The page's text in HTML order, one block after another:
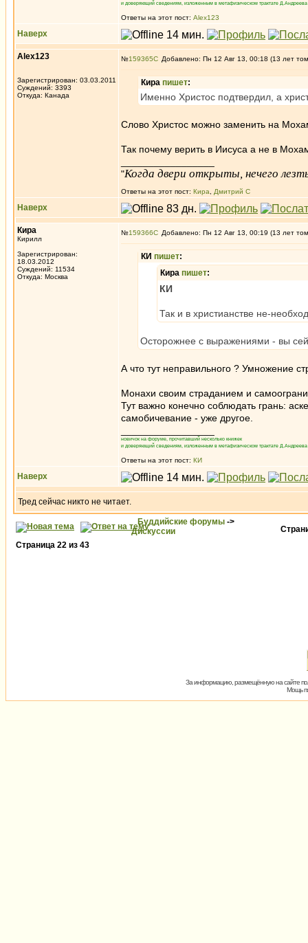
и доверяющий сведениям, изложенным в метафизическом трактате
Ответы на этот пост: Alex123
Наверх
Alex123
Зарегистрирован: 03.03.2011
Суждений: 3393
Откуда: Канада
№159365 Добавлено: Пн 12 Авг 13, 00:18 (13 лет
Кира пишет:
Именно Христос подтвердил, а
Слово Христос можно заменить на
Так почему верить в Иисуса а не в
"Когда двери открыты, нечего
Ответы на этот пост: Кира Дмитрий С
Наверх
Кира
Кирилл
Зарегистрирован:
18.03.2012
Суждений: 11534
Откуда: Москва
№159366 Добавлено: Пн 12 Авг 13, 00:19 (13 лет
КИ пишет:
Кира пишет:
КИ
Так и в христианстве не-
Осторожнее с выражениями - вы
А что тут неправильного ? Умножение
Монахи своим страданием и
Тут важно конечно соблюдать грань:
самобичевание - уже другое.
новичок на форуме, прочитавший несколько книжек
и доверяющий сведениям, изложенным в метафизическом трактате
Ответы на этот пост: КИ
Наверх
Тред сейчас никто не читает.
Буддийские форумы ->
Дискуссии
Страница 22 из 43
За информацию, размещённую на сайте
Мощь